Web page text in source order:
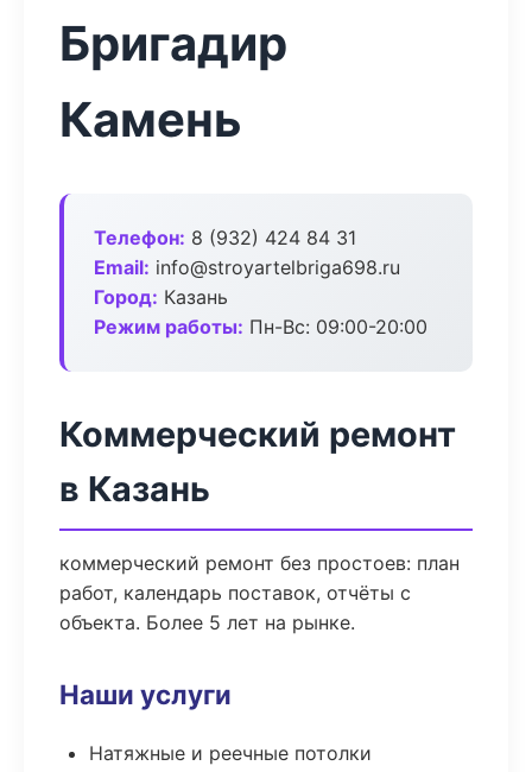
Бригадир
Камень
Телефон: 8 (932) 424 84 31
Email: info@stroyartelbriga698.ru
Город: Казань
Режим работы: Пн-Вс: 09:00-20:00
Коммерческий ремонт
в Казань
коммерческий ремонт без простоев: план
работ, календарь поставок, отчёты с
объекта. Более 5 лет на рынке.
Наши услуги
Натяжные и реечные потолки